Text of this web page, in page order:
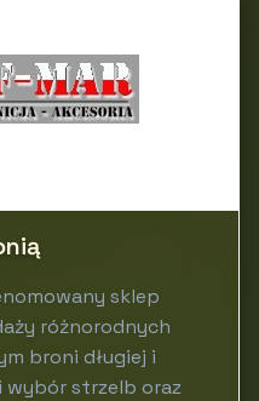
sklep
różnorodnych
broni długiej i
wybór strzelb oraz